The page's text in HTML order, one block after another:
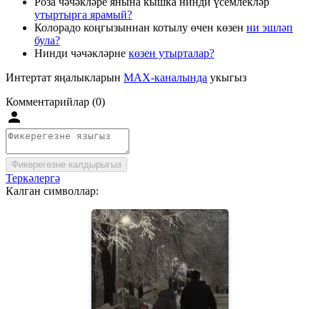
утыртырга ярамый?
Колорадо коңгызыннан котылу өчен көзен ни эшләп
була?
Нинди чәчәкләрне көзен утырталар?
Интертат яңалыкларын MAX-каналында укыгыз
Комментарийлар (0)
Фикерегезне калдырыгыз
Теркәлергә
Калган символлар: